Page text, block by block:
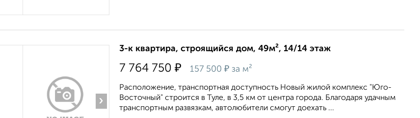
›
3-к квартира, строящийся дом, 49м², 14/14 этаж
7 764 750 ₽ 157 500 ₽ за м²
Расположение, транспортная доступность Новый жилой комплекс "Юго-
Восточный" строится в Туле, в 3,5 км от центра города. Благодаря удачным
транспортным развязкам, автолюбители смогут доехать ...